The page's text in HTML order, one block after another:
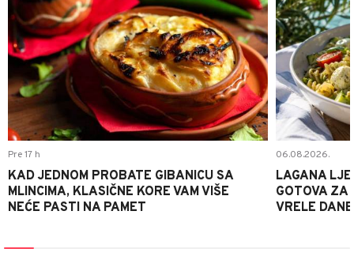
Pre 17 h
KAD JEDNOM PROBATE GIBANICU SA
MLINCIMA, KLASIČNE KORE VAM VIŠE
NEĆE PASTI NA PAMET
06.08.2026.
LAGANA
GOTOVA ZA
VRELE DANE